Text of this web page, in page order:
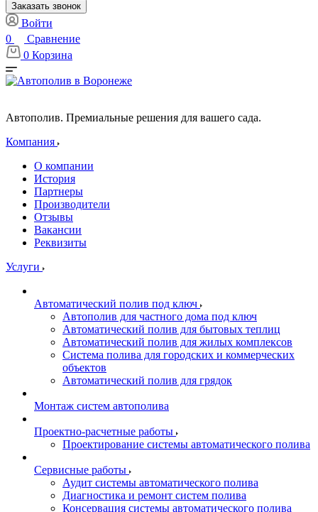
Заказать звонок
Войти
0
Сравнение
0 Корзина
Автополив. Премиальные решения для вашего сада.
Компания
О компании
История
Партнеры
Производители
Отзывы
Вакансии
Реквизиты
Услуги
Автоматический полив под ключ
Автополив для частного дома под ключ
Автоматический полив для бытовых теплиц
Автоматический полив для жилых комплексов
Система полива для городских и коммерческих
объектов
Автоматический полив для грядок
Монтаж систем автополива
Проектно-расчетные работы
Проектирование системы автоматического полива
Сервисные работы
Аудит системы автоматического полива
Диагностика и ремонт систем полива
Консервация системы автоматического полива